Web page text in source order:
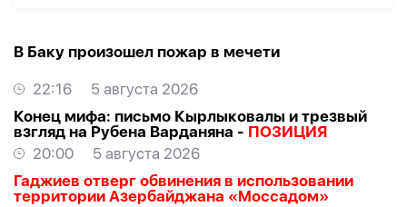
В Баку произошел пожар в мечети
22:16
5 августа 2026
Конец мифа: письмо Кырлыковалы и трезвый
взгляд на Рубена Варданяна - ПОЗИЦИЯ
20:00
5 августа 2026
Гаджиев отверг обвинения в использовании
территории Азербайджана «Моссадом»